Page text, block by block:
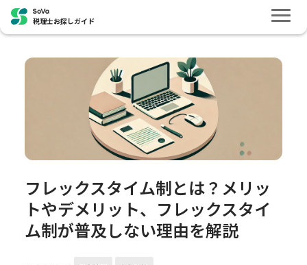
税理士お探しガイド
フレックスタイム制とは？メリッ
トやデメリット、フレックスタイ
ム制が普及しない理由を解説